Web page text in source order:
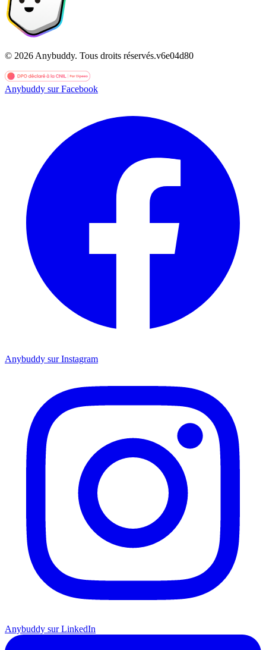
© 2026 Anybuddy. Tous droits réservés.v6e04d80
Anybuddy sur Facebook
Anybuddy sur Instagram
Anybuddy sur LinkedIn